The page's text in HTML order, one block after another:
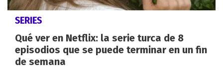
SERIES
Qué ver en Netflix: la serie turca de 8
episodios que se puede terminar en un fin
de semana